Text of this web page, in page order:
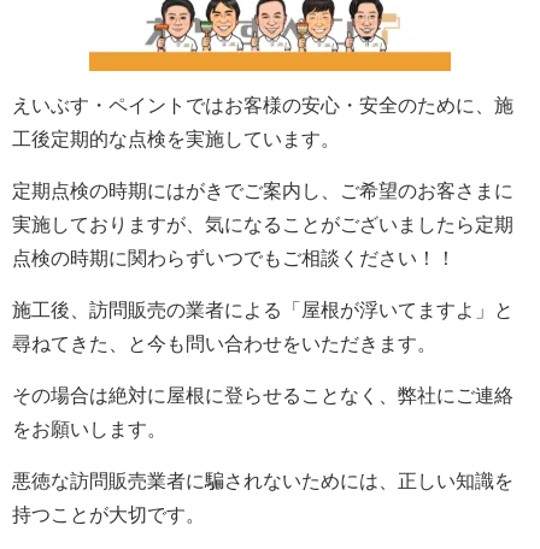
えいぶす・ペイントではお客様の安心・安全のために、施
工後定期的な点検を実施しています。
定期点検の時期にはがきでご案内し、ご希望のお客さまに
実施しておりますが、気になることがございましたら定期
点検の時期に関わらずいつでもご相談ください！！
施工後、訪問販売の業者による「屋根が浮いてますよ」と
尋ねてきた、と今も問い合わせをいただきます。
その場合は絶対に屋根に登らせることなく、弊社にご連絡
をお願いします。
悪徳な訪問販売業者に騙されないためには、正しい知識を
持つことが大切です。